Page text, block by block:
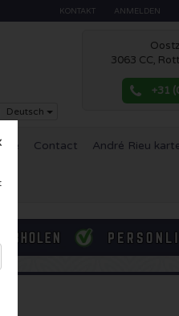
KONTAKT ANMELDEN
Deutsch
3063 CC,
+31
Contact André Rieu